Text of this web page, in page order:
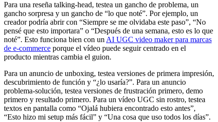
Para una reseña talking-head, testea un gancho de problema, un
gancho sorpresa y un gancho de “lo que noté”. Por ejemplo, un
creador podría abrir con “Siempre se me olvidaba este paso”, “No
pensé que esto importara” o “Después de una semana, esto es lo que
noté”. Esto funciona bien con un AI UGC video maker para marcas
de e-commerce porque el vídeo puede seguir centrado en el
producto mientras cambia el guion.
Para un anuncio de unboxing, testea versiones de primera impresión,
descubrimiento de función y “¿lo usaría?”. Para un anuncio
problema-solución, testea versiones de frustración primero, demo
primero y resultado primero. Para un vídeo UGC sin rostro, testea
textos en pantalla como “Ojalá hubiera encontrado esto antes”,
“Esto hizo mi setup más fácil” y “Una cosa que uso todos los días”.